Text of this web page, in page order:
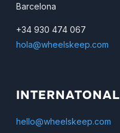
Barcelona
+34 930 474 067
hola@wheelskeep.com
INTERNATONAL
hello@wheelskeep.com